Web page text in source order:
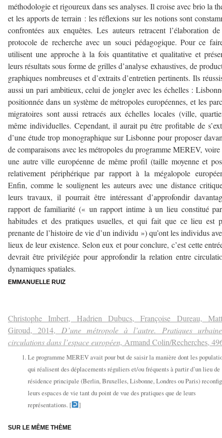
méthodologie et rigoureux dans ses analyses. Il croise avec brio la
et les apports de terrain : les réflexions sur les notions sont
confrontées aux enquêtes. Les auteurs retracent l’élaboration
protocole de recherche avec un souci pédagogique. Pour ce
utilisent une approche à la fois quantitative et qualitative et
leurs résultats sous forme de grilles d’analyse exhaustives, de
graphiques nombreuses et d’extraits d’entretien pertinents. Ils
aussi un pari ambitieux, celui de jongler avec les échelles :
positionnée dans un système de métropoles européennes, et les
migratoires sont aussi retracés aux échelles locales (ville,
même individuelles. Cependant, il aurait pu être profitable de
d’une étude trop monographique sur Lisbonne pour proposer
de comparaisons avec les métropoles du programme MEREV, voire
une autre ville européenne de même profil (taille moyenne et
relativement périphérique par rapport à la mégalopole
Enfin, comme le soulignent les auteurs avec une distance
leurs travaux, il pourrait être intéressant d’approfondir
rapport de familiarité (« un rapport intime à un lieu constitué
habitudes et des pratiques usuelles, et qui fait que ce lieu est
prenante de l’histoire de vie d’un individu ») qu’ont les individus
lieux de leur existence. Selon eux et pour conclure, c’est cette
devrait être privilégiée pour approfondir la relation entre
dynamiques spatiales.
EMMANUELLE RUIZ
Christophe Imbert, Hadrien Dubucs, Françoise Dureau,
Giroud, 2014, D’une métropole à l’autre. Pratiques
circulations dans l’espace européen, Armand Colin/Recherches,
Le programme MEREV avait pour but de saisir la manière dont les
qui réalisent des déplacements réguliers et/ou fréquents à partir d’un lieu de
résidence principale (Berlin, Bruxelles, Lisbonne, Londres ou Paris)
leurs espaces de vie tant du point de vue des pratiques que de leurs
représentations. [
]
SUR LE MÊME THÈME